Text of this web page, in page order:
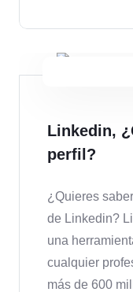
Linkedin,
perfil?
¿Quieres
de Linkedin?
una
cualquier
más de 600